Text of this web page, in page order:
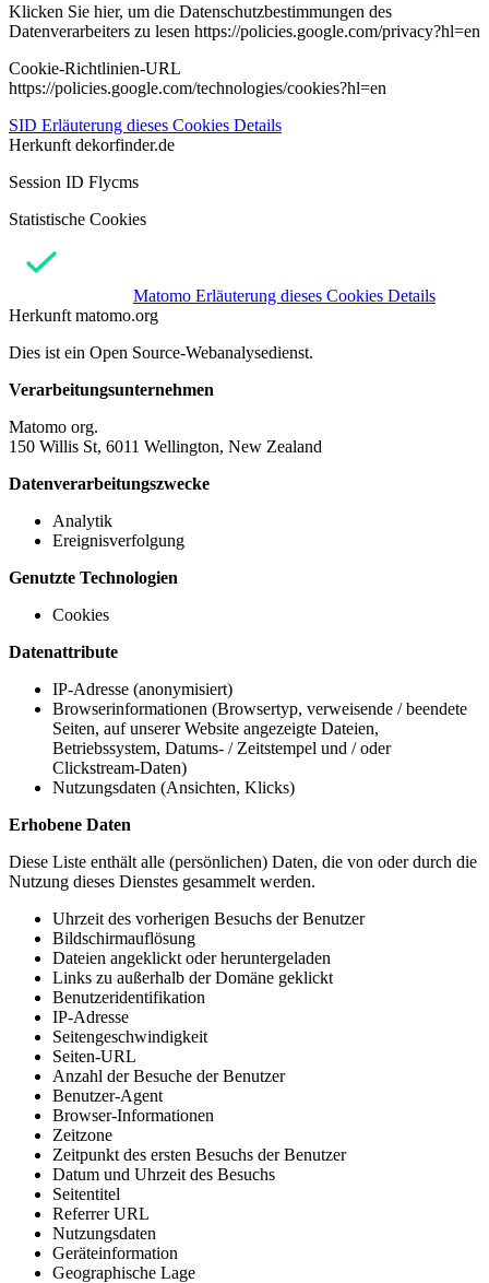
Klicken Sie hier, um die Datenschutzbestimmungen des
Datenverarbeiters zu lesen https://policies.google.com/privacy?hl=en
Cookie-Richtlinien-URL
https://policies.google.com/technologies/cookies?hl=en
SID Erläuterung dieses Cookies Details
Herkunft dekorfinder.de
Session ID Flycms
Statistische Cookies
Matomo Erläuterung dieses Cookies Details
Herkunft matomo.org
Dies ist ein Open Source-Webanalysedienst.
Verarbeitungsunternehmen
Matomo org.
150 Willis St, 6011 Wellington, New Zealand
Datenverarbeitungszwecke
Analytik
Ereignisverfolgung
Genutzte Technologien
Cookies
Datenattribute
IP-Adresse (anonymisiert)
Browserinformationen (Browsertyp, verweisende / beendete
Seiten, auf unserer Website angezeigte Dateien,
Betriebssystem, Datums- / Zeitstempel und / oder
Clickstream-Daten)
Nutzungsdaten (Ansichten, Klicks)
Erhobene Daten
Diese Liste enthält alle (persönlichen) Daten, die von oder durch die
Nutzung dieses Dienstes gesammelt werden.
Uhrzeit des vorherigen Besuchs der Benutzer
Bildschirmauflösung
Dateien angeklickt oder heruntergeladen
Links zu außerhalb der Domäne geklickt
Benutzeridentifikation
IP-Adresse
Seitengeschwindigkeit
Seiten-URL
Anzahl der Besuche der Benutzer
Benutzer-Agent
Browser-Informationen
Zeitzone
Zeitpunkt des ersten Besuchs der Benutzer
Datum und Uhrzeit des Besuchs
Seitentitel
Referrer URL
Nutzungsdaten
Geräteinformation
Geographische Lage